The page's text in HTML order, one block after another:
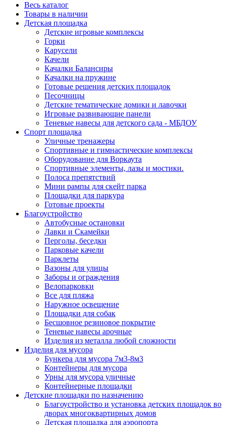
Весь каталог
Товары в наличии
Детская площадка
Детские игровые комплексы
Горки
Карусели
Качели
Качалки Балансиры
Качалки на пружине
Готовые решения детских площадок
Песочницы
Детские тематические домики и лавочки
Игровые развивающие панели
Теневые навесы для детского сада - МБДОУ
Спорт площадка
Уличные тренажеры
Спортивные и гимнастические комплексы
Оборудование для Воркаута
Спортивные элементы, лазы и мостики.
Полоса препятствий
Мини рампы для скейт парка
Площадки для паркура
Готовые проекты
Благоустройство
Автобусные остановки
Лавки и Скамейки
Перголы, беседки
Парковые качели
Парклеты
Вазоны для улицы
Заборы и ограждения
Велопарковки
Все для пляжа
Наружное освещение
Площадки для собак
Бесшовное резиновое покрытие
Теневые навесы арочные
Изделия из металла любой сложности
Изделия для мусора
Бункера для мусора 7м3-8м3
Контейнеры для мусора
Урны для мусора уличные
Контейнерные площадки
Детские площадки по назначению
Благоустройство и установка детских площадок во
дворах многоквартирных домов
Детская площадка для аэропорта